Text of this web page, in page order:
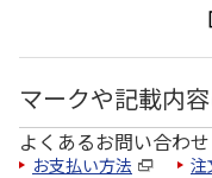
マークや記載内
よくあるお問い合わせ
お支払い方法 注